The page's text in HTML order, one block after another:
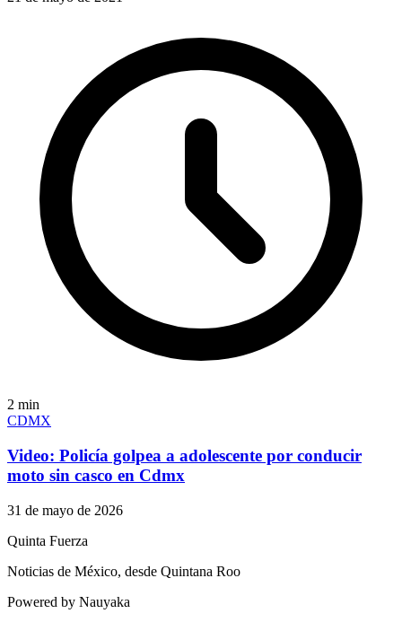
2 min
CDMX
Video: Policía golpea a adolescente por conducir
moto sin casco en Cdmx
31 de mayo de 2026
Quinta Fuerza
Noticias de México, desde Quintana Roo
Powered by Nauyaka